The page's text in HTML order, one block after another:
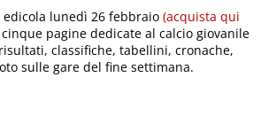
edicola lunedì 26 febbraio(acquista qui
cinque pagine dedicate al calcio giovanile
classifiche, tabellini, cronache,
sulle gare del fine settimana.